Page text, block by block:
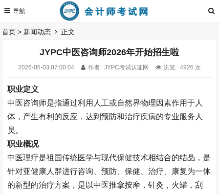
首页 > 新闻动态 正文
JYPC中医咨询师2026年开始招生啦
2026-05-03 07:00:04 作者 : JYPC考试认证网 浏览 : 4926 次
职业定义
中医咨询师是指通过利用人工或自然界物理因素作用于人
体，产生有利的反应，达到预防和治疗疾病的专业服务人
员。
职业概况
中医理疗是祖国传统医学与现代保健技术相结合的结晶，是
针对亚健康人群进行咨询、预防、保健、治疗、康复为一体
的新型的治疗方案，是以中医推拿按摩，针灸，火罐，刮